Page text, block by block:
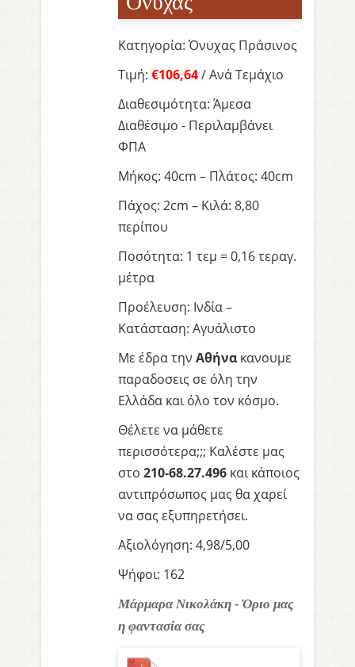
Κατηγορία: Όνυχας Πράσινος
Τιμή: €106,64/ Ανά Τεμάχιο
Διαθεσιμότητα: Άμεσα
Διαθέσιμο - Περιλαμβάνει
ΦΠΑ
Μήκος: 40cm – Πλάτος: 40cm
Πάχος: 2cm – Κιλά: 8,80
περίπου
Ποσότητα: 1 τεμ = 0,16 τεραγ.
μέτρα
Προέλευση: Ινδία –
Κατάσταση: Αγυάλιστο
Με έδρα την Αθήνακανουμε
παραδοσεις σε όλη την
Ελλάδα και όλο τον κόσμο.
Θέλετε να μάθετε
περισσότερα;;; Καλέστε μας
στο 210-68.27.496και κάποιος
αντιπρόσωπος μας θα χαρεί
να σας εξυπηρετήσει.
Αξιολόγηση: 4,98/5,00
Ψήφοι: 162
Μάρμαρα Νικολάκη - Όριο μας
η φαντασία σας